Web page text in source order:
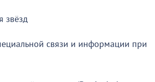
звёзд
связи и информации при